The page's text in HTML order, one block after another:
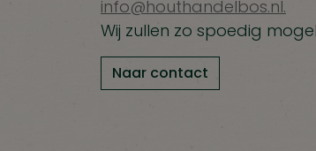
info@houthandelbos.nl.
Wij zullen zo spoedig
Naar contact